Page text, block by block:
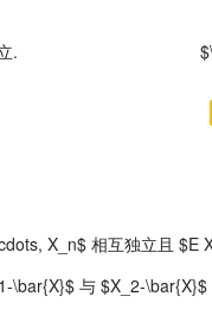
.
X_n$ 相互独立且
\bar{X}$ 与 $X_2-\bar{X}$